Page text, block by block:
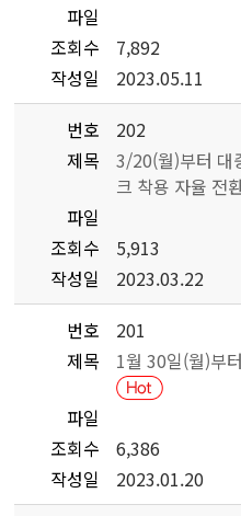
파일
조회수
7,892
작성일
2023.05.11
번호
202
제목
3/20(월)부터 대
크 착용 자율 전
파일
조회수
5,913
작성일
2023.03.22
번호
201
제목
1월 30일(월)부
파일
조회수
6,386
작성일
2023.01.20